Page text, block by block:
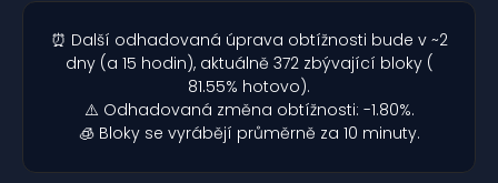
⏰ Další odhadovaná úprava obtížnosti bude v ~2
dny (a 15 hodin), aktuálně 372 zbývající bloky (
81.55% hotovo).
⚠️ Odhadovaná změna obtížnosti: -1.80%.
🧊 Bloky se vyrábějí průměrně za 10 minuty.